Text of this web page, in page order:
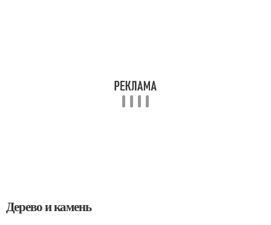
Дерево и камень